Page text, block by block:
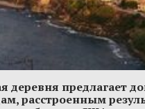
деревня предлагает
расстроенным